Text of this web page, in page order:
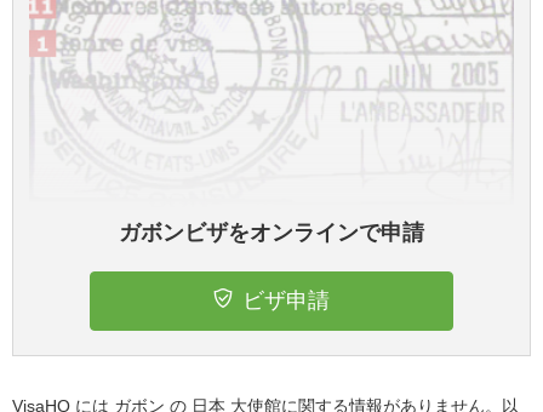
ガボンビザをオンラインで申請
ビザ申請
VisaHQ には ガボン の 日本 大使館に関する情報がありません。以